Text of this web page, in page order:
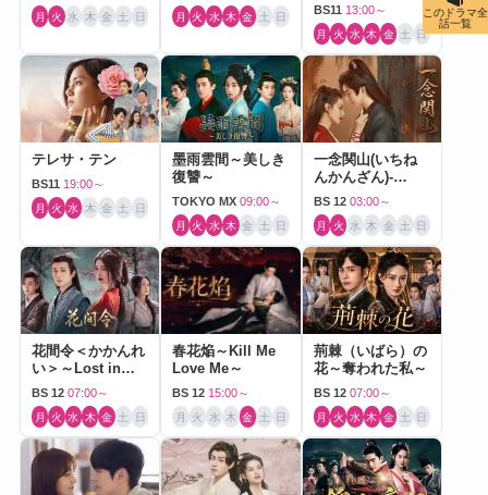
月 火 水 木 金 土 日 月 火 水 木 金 土 日 BS11 13:00～
月 火 水 木 金 土 日
テレサ・テン
BS11 19:00～
月 火 水 木 金 土 日
墨雨雲間～美しき
復讐～
TOKYO MX 09:00～
月 火 水 木 金 土 日
一念関山(いちね
んかんざん)-
Journey to Love-
BS 12 03:00～
月 火 水 木 金 土 日
花間令＜かかんれ
い＞～Lost in
Love～
BS 12 07:00～
月 火 水 木 金 土 日
春花焔～Kill Me
Love Me～
BS 12 15:00～
月 火 水 木 金 土 日
荊棘（いばら）の
花～奪われた私～
BS 12 07:00～
月 火 水 木 金 土 日
このドラマ全
話一覧